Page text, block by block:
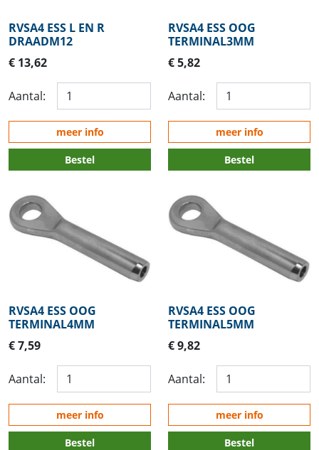
RVSA4 ESS L EN R
DRAADM12
€ 13,62
Aantal:
meer info
Bestel
RVSA4 ESS OOG
TERMINAL3MM
€ 5,82
Aantal:
meer info
Bestel
RVSA4 ESS OOG
TERMINAL4MM
€ 7,59
Aantal:
meer info
Bestel
RVSA4 ESS OOG
TERMINAL5MM
€ 9,82
Aantal:
meer info
Bestel